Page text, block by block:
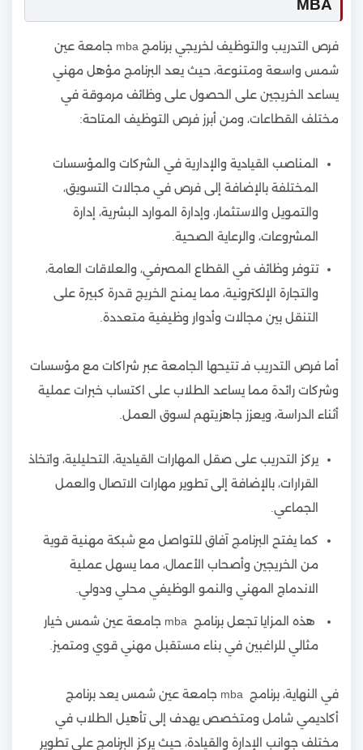
MBA
فرص التدريب والتوظيف لخريجي برنامج mba جامعة عين
شمس واسعة ومتنوعة، حيث يعد البرنامج مؤهل مهني
يساعد الخريجين على الحصول على وظائف مرموقة في
مختلف القطاعات، ومن أبرز فرص التوظيف المتاحة:
المناصب القيادية والإدارية في الشركات والمؤسسات
المختلفة بالإضافة إلى فرص في مجالات التسويق،
والتمويل والاستثمار، وإدارة الموارد البشرية، إدارة
المشروعات، والرعاية الصحية.
تتوفر وظائف في القطاع المصرفي، والعلاقات العامة،
والتجارة الإلكترونية، مما يمنح الخريج قدرة كبيرة على
التنقل بين مجالات وأدوار وظيفية متعددة.
أما فرص التدريب فـ تتيحها الجامعة عبر شراكات مع مؤسسات
وشركات رائدة مما يساعد الطلاب على اكتساب خبرات عملية
أثناء الدراسة، ويعزز جاهزيتهم لسوق العمل.
يركز التدريب على صقل المهارات القيادية، التحليلية، واتخاذ
القرارات، بالإضافة إلى تطوير مهارات الاتصال والعمل
الجماعي.
كما يفتح البرنامج آفاق للتواصل مع شبكة مهنية قوية
من الخريجين وأصحاب الأعمال، مما يسهل عملية
الاندماج المهني والنمو الوظيفي محلي ودولي.
هذه المزايا تجعل برنامج mba جامعة عين شمس خيار
مثالي للراغبين في بناء مستقبل مهني قوي ومتميز.
في النهاية، برنامج mba جامعة عين شمس يعد برنامج
أكاديمي شامل ومتخصص يهدف إلى تأهيل الطلاب في
مختلف جوانب الإدارة والقيادة، حيث يركز البرنامج على تطوير